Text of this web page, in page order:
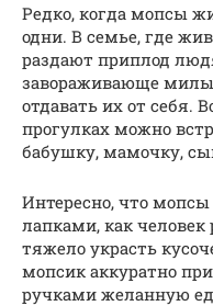
Редко, когда мопсы
одни. В семье, где
раздают приплод
завораживающе
отдавать их от себя.
прогулках можно
бабушку, мамочку,
Интересно, что
лапками, как
тяжело украсть
мопсик аккуратно
ручками желанную